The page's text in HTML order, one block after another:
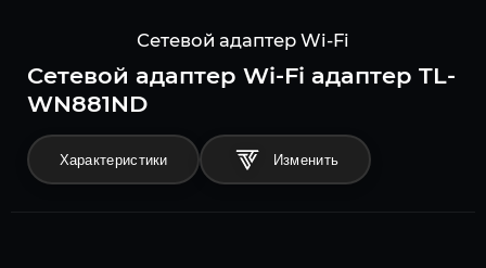
Сетевой адаптер Wi-Fi
Сетевой адаптер Wi-Fi адаптер TL-
WN881ND
Характеристики